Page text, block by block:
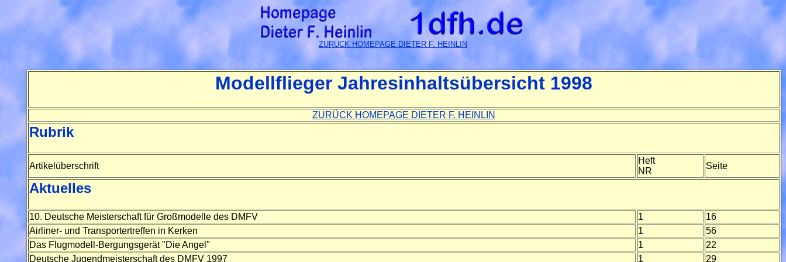
ZURÜCK HOMEPAGE DIETER F. HEINLIN
Modellflieger Jahresinhaltsübersicht 1998
ZURÜCK HOMEPAGE DIETER F. HEINLIN
Rubrik
Artikelüberschrift
Heft
NR
Seite
Aktuelles
10. Deutsche Meisterschaft für Großmodelle des DMFV 1
16
Airliner- und Transportertreffen in Kerken
1
56
Das Flugmodell-Bergungsgerät "Die Angel"
1
22
Deutsche Jugendmeisterschaft des DMFV 1997
1 29